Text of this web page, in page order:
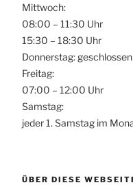
Mittwoch:
08:00 – 11:30 Uhr
15:30 – 18:30 Uhr
Donnerstag:
Freitag:
07:00 – 12:00 Uhr
Samstag:
jeder 1. Samstag im
ÜBER DIESE